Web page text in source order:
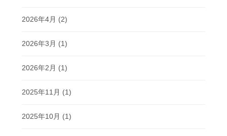
2026年4月 (2)
2026年3月 (1)
2026年2月 (1)
2025年11月 (1)
2025年10月 (1)